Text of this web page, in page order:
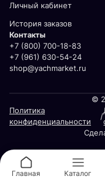
Личный кабинет
История заказов
Контакты
+7 (800) 700-18-83
+7 (961) 630-54-24
shop@yachmarket.ru
©
Политика
конфиденциальности
/
Главная Каталог